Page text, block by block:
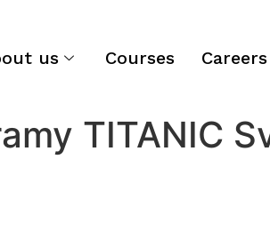
us Courses Careers
TITANIC